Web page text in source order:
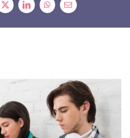
X LinkedInWhatsApp
Email